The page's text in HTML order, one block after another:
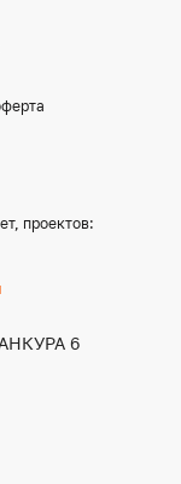
проектов:
6